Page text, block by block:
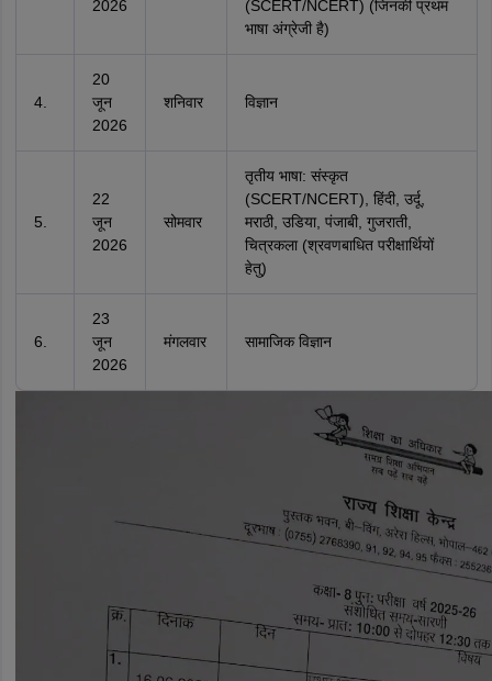
2026
(SCERT/NCERT) (जिनकी प्रथम
भाषा अंग्रेजी है)
4.
20
जून
2026
शनिवार विज्ञान
5.
22
जून
2026
सोमवार
तृतीय भाषा: संस्कृत
(SCERT/NCERT), हिंदी, उर्दू,
मराठी, उडिया, पंजाबी, गुजराती,
चित्रकला (श्रवणबाधित परीक्षार्थियों
हेतु)
6.
23
जून
2026
मंगलवार सामाजिक विज्ञान